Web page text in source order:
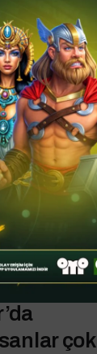
Spor Haberleri
çok